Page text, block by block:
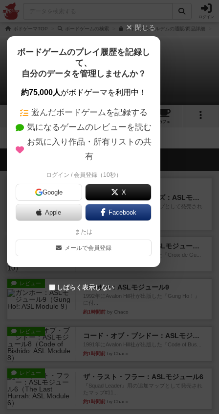
ログイン
ボドゲーマTOP ボードゲームの検索 ストックホールデムの通販/商品詳細
ストックホールデム
拡張/関連作品 0件
13 6
カフェ
会員の新しい投稿
レビュー
ドゥームド・バタリオンズ：ASLモジュール11
『Squad Leader』用の追加マップとして発売され
たマップの#9...
28分前by Chaco
レビュー
クロワ・ド・ゲール：ASLモジュール10
1992年にAvalon Hill社が出版した『Croix de Gu...
レビュー ガンホー：ASLモジュール9
1992年にAvalon Hill社が出版した『Gung Ho！』
に付...
約1時間前 by Chaco
レビュー
コード・オブ・ブシドー：ASLモジュール8
1991年にAvalon Hill社が出版した『Code of Bus...
約1時間前 by Chaco
レビュー ザ・ラスト・フラー：ASLモジュール6
『Squad Leader』用の追加マップとして発売され
たマップ#11...
約1時間前 by Chaco
閉じる
ボードゲームのプレイ履歴を記録し
て、
自分のデータを管理しませんか？
約75,000人がボドゲーマを利用中！
遊んだボードゲームを記録する
気になるゲームのレビューを読む
お気に入り作品・所有リストの共
有
ログイン / 会員登録（10秒）
Google X
Apple Facebook
または
メールで会員登録
しばらく表示しない